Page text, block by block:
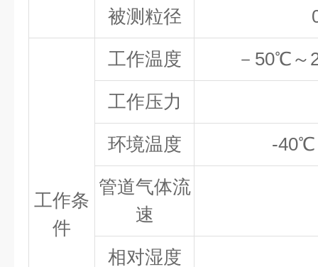
被测粒径
工作条
件
工作温度
－50℃～
工作压力
环境温度
-40℃
管道气体流
速
相对湿度